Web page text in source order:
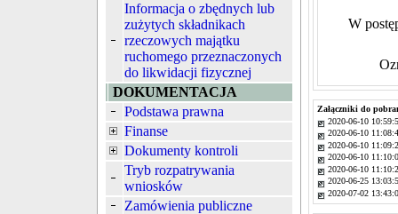
Informacja o zbędnych lub
zużytych składnikach
rzeczowych majątku
ruchomego przeznaczonych
do likwidacji fizycznej
DOKUMENTACJA
Podstawa prawna
Finanse
Dokumenty kontroli
Tryb rozpatrywania
wniosków
Zamówienia publiczne
W
Załączniki do
2020-06-10
2020-06-10
2020-06-10
2020-06-10
2020-06-10
2020-06-25
2020-07-02